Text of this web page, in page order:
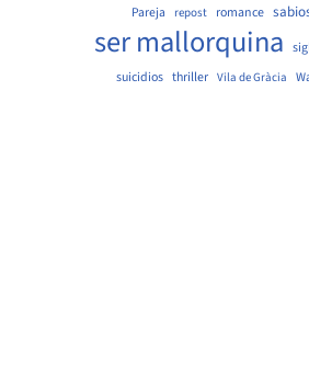
Pareja repost romance
ser mallorquina
suicidios thriller Vila de Gràcia